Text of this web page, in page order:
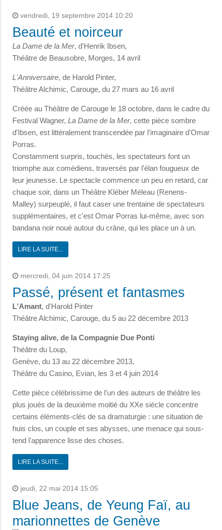
vendredi, 19 septembre 2014 10:20
Beauté et noirceur
La Dame de la Mer, d'Henrik Ibsen,
Théâtre de Beausobre, Morges, 14 avril
L'Anniversaire, de Harold Pinter,
Théâtre Alchimic, Carouge, du 27 mars au 16 avril
Créée au Théâtre de Carouge le 18 octobre, dans le cadre du
Festival Wagner, La Dame de la Mer, cette pièce sombre
d'Ibsen, est littéralement transcendée par l'imaginaire d'Omar
Porras.
Constamment surpris, touchés, les spectateurs font un
triomphe aux comédiens, traversés par l'élan fougueux de
leur jeunesse. Le spectacle commence un peu en retard, car
chaque soir, dans un Théâtre Kléber Méleau (Renens-
Malley) surpeuplé, il faut caser une trentaine de spectateurs
supplémentaires, et c'est Omar Porras lui-même, avec son
bandana noir noué autour du crâne, qui les place un à un.
LIRE LA SUITE...
mercredi, 04 juin 2014 17:25
Passé, présent et fantasmes
L'Amant, d'Harold Pinter
Théâtre Alchimic, Carouge, du 5 au 22 décembre 2013
Staying alive, de la Compagnie Due Ponti
Théâtre du Loup,
Genève, du 13 au 22 décembre 2013,
Théâtre du Casino, Evian, les 3 et 4 juin 2014
Cette pièce célébrissime de l'un des auteurs de théâtre les
plus joués de la deuxième moitié du XXe siècle concentre
certains éléments-clés de sa dramaturgie : une situation de
huis clos, un couple et ses abysses, une menace qui sous-
tend l'apparence lisse des choses.
LIRE LA SUITE...
jeudi, 22 mai 2014 15:05
Blue Jeans, de Yeung Faï, au
marionnettes de Genève